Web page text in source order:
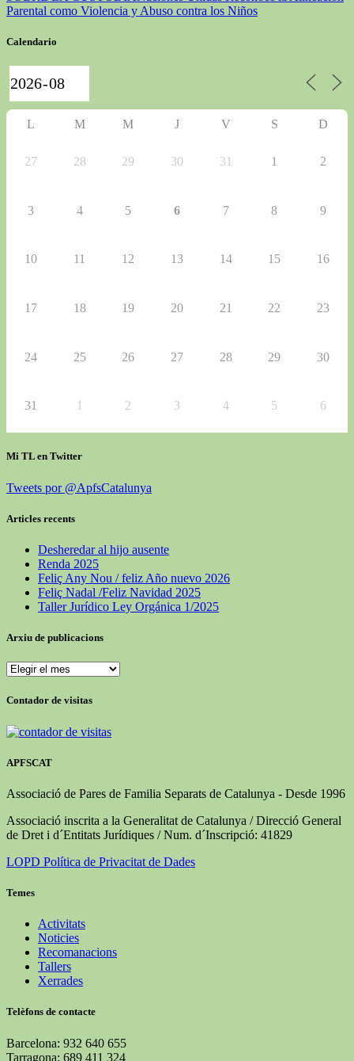
Parental como Violencia y Abuso contra los Niños
Calendario
L M M J V S D
27 28 29 30 31 1 2
3 4 5 6 7 8 9
10 11 12 13 14 15 16
17 18 19 20 21 22 23
24 25 26 27 28 29 30
31 1 2 3 4 5 6
Mi TL en Twitter
Tweets por @ApfsCatalunya
Articles recents
Desheredar al hijo ausente
Renda 2025
Feliç Any Nou / feliz Año nuevo 2026
Feliç Nadal /Feliz Navidad 2025
Taller Jurídico Ley Orgánica 1/2025
Arxiu de publicacions
Arxiu
publicacions
Contador de visitas
APFSCAT
Associació de Pares de Familia Separats de Catalunya - Desde 1996
Associació inscrita a la Generalitat de Catalunya / Direcció General
de Dret i d´Entitats Jurídiques / Num. d´Inscripció: 41829
LOPD Política de Privacitat de Dades
Temes
Activitats
Noticies
Recomanacions
Tallers
Xerrades
Telèfons de contacte
Barcelona: 932 640 655
Tarragona: 689 411 324